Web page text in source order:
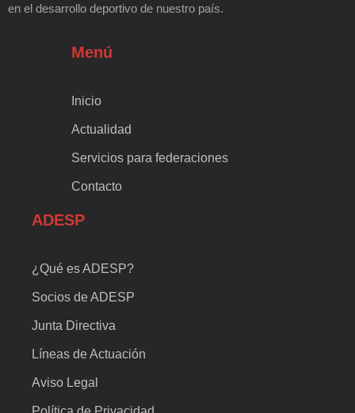
en el desarrollo deportivo de nuestro país.
Menú
Inicio
Actualidad
Servicios para federaciones
Contacto
ADESP
¿Qué es ADESP?
Socios de ADESP
Junta Directiva
Líneas de Actuación
Aviso Legal